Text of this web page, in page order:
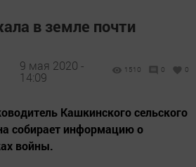
в земле почти
9 мая 2020 -
14:09
1510 0 0
Кашкинского сельского
собирает информацию о
войны.